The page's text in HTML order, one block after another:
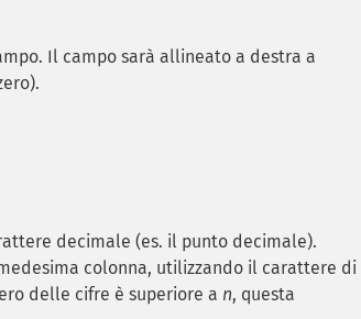
Il campo sarà allineato a destra a
decimale (es. il punto decimale).
colonna, utilizzando il carattere di
delle cifre è superiore a n, questa